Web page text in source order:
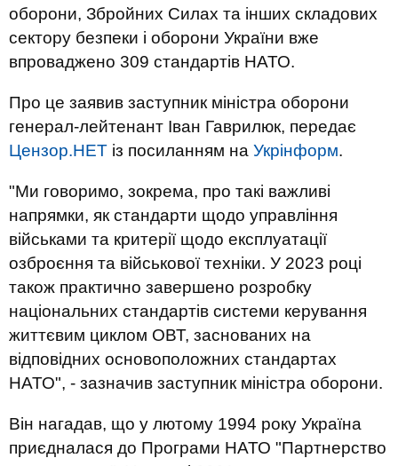
оборони, Збройних Силах та інших складових
сектору безпеки і оборони України вже
впроваджено 309 стандартів НАТО.
Про це заявив заступник міністра оборони
генерал-лейтенант Іван Гаврилюк, передає
Цензор.НЕТ із посиланням на Укрінформ.
"Ми говоримо, зокрема, про такі важливі
напрямки, як стандарти щодо управління
військами та критерії щодо експлуатації
озброєння та військової техніки. У 2023 році
також практично завершено розробку
національних стандартів системи керування
життєвим циклом ОВТ, заснованих на
відповідних основоположних стандартах
НАТО", - зазначив заступник міністра оборони.
Він нагадав, що у лютому 1994 року Україна
приєдналася до Програми НАТО "Партнерство